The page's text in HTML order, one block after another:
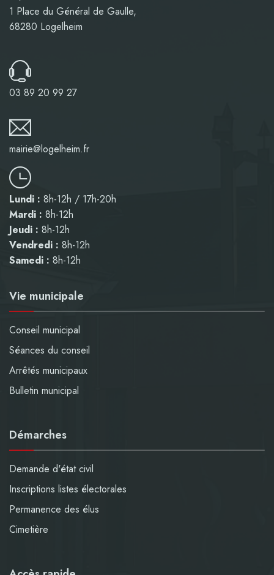
1 Place du Général de Gaulle,
68280 Logelheim
03 89 20 99 27
mairie@logelheim.fr
Lundi : 8h-12h / 17h-20h
Mardi : 8h-12h
Jeudi : 8h-12h
Vendredi : 8h-12h
Samedi : 8h-12h
Vie municipale
Conseil municipal
Séances du conseil
Arrêtés municipaux
Bulletin municipal
Démarches
Demande d'état civil
Inscriptions listes électorales
Permanence des élus
Cimetière